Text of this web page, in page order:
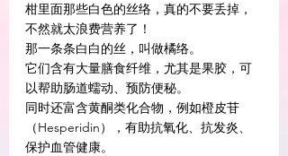
柑里面那些白色的丝络，真的不要丢掉，
不然就太浪费营养了！
那一条条白白的丝，叫做橘络。
它们含有大量膳食纤维，尤其是果胶，可
以帮助肠道蠕动、预防便秘。
同时还富含黄酮类化合物，例如橙皮苷
（Hesperidin），有助抗氧化、抗发炎、
保护血管健康。